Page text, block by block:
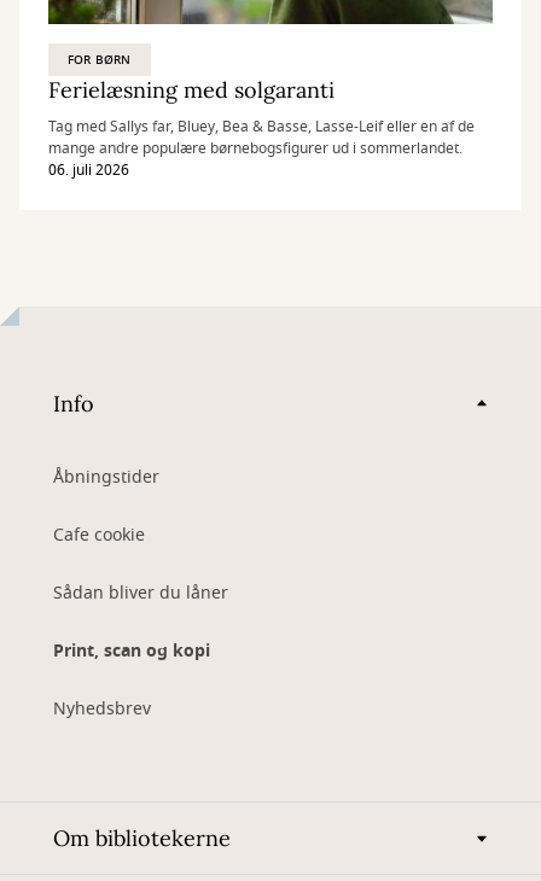
FOR BØRN
Ferielæsning med solgaranti
Tag med Sallys far, Bluey, Bea & Basse, Lasse-Leif eller en af de
mange andre populære børnebogsfigurer ud i sommerlandet.
06. juli 2026
Info
Åbningstider
Cafe cookie
Sådan bliver du låner
Print, scan og kopi
Nyhedsbrev
Om bibliotekerne